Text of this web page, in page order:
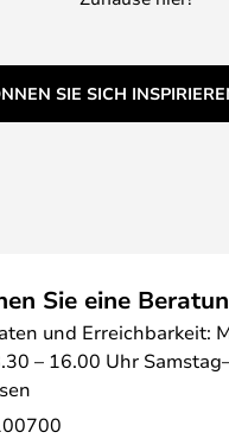
SIE SICH
Sie eine
und Erreichbarkeit:
– 16.00 Uhr